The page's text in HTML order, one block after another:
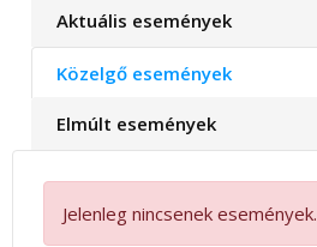
Aktuális események
Közelgő események
Elmúlt események
Jelenleg nincsenek események.